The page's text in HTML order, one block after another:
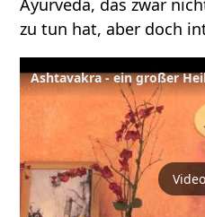
Ayurveda, das zwar
zu tun hat, aber doch
Ashtavakra - ein großer